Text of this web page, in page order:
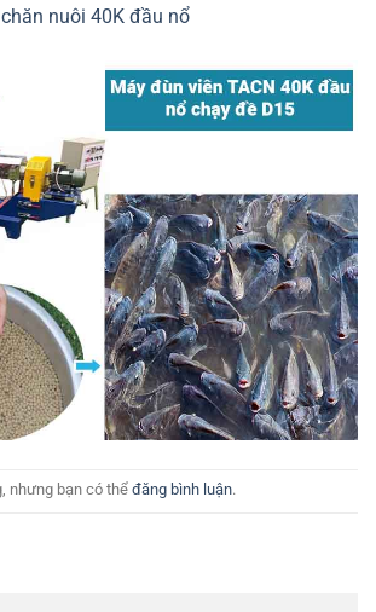
nuôi 40K đầu nổ
nhưng bạn có thể đăng bình luận.